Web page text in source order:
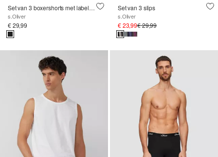
Set van 3 boxershorts met labelpatch
s.Oliver
€ 29,99
Set van 3 slips
s.Oliver
€ 23,99€ 29,99